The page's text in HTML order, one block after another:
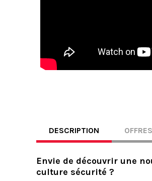
DESCRIPTION
Envie de découvrir une
culture sécurité ?